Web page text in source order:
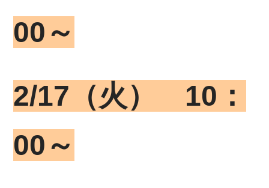
00～
2/17（火） 10：
00～